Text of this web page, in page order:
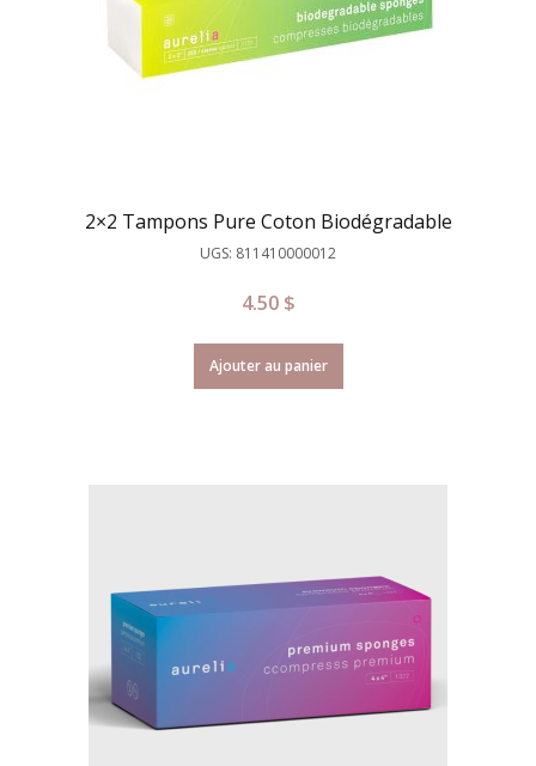
2×2 Tampons Pure Coton Biodégradable
UGS: 811410000012
4.50 $
Ajouter au panier